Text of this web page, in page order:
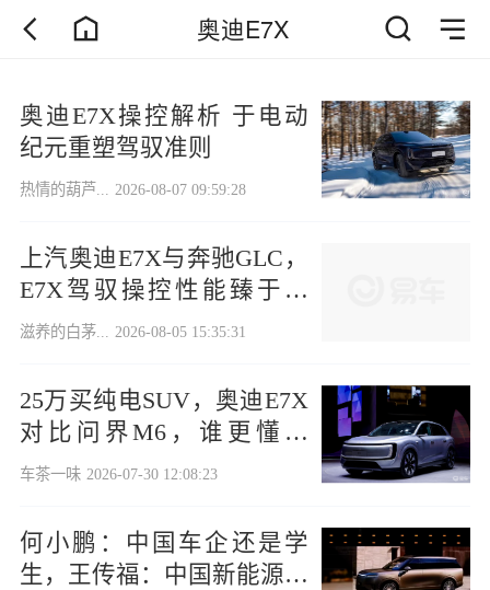
奥迪E7X
奥迪E7X操控解析 于电动
纪元重塑驾驭准则
热情的葫芦... 2026-08-07 09:59:28
上汽奥迪E7X与奔驰GLC，
E7X驾驭操控性能臻于极
致，豪华质感再度跃升
滋养的白茅... 2026-08-05 15:35:31
25万买纯电SUV，奥迪E7X
对比问界M6，谁更懂家
用？
车茶一味 2026-07-30 12:08:23
何小鹏：中国车企还是学
生，王传福：中国新能源车